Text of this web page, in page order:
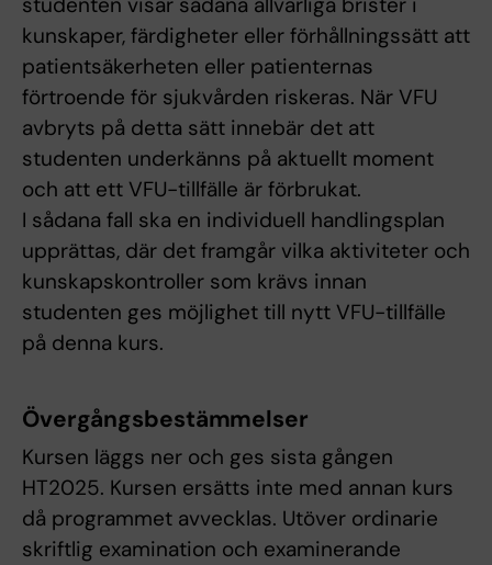
kunskaper, färdigheter eller förhållningssätt att
patientsäkerheten eller patienternas
förtroende för sjukvården riskeras. När VFU
avbryts på detta sätt innebär det att
studenten underkänns på aktuellt moment
och att ett VFU-tillfälle är förbrukat.
I sådana fall ska en individuell handlingsplan
upprättas, där det framgår vilka aktiviteter och
kunskapskontroller som krävs innan
studenten ges möjlighet till nytt VFU-tillfälle
på denna kurs.
Övergångsbestämmelser
Kursen läggs ner och ges sista gången
HT2025. Kursen ersätts inte med annan kurs
då programmet avvecklas. Utöver ordinarie
skriftlig examination och examinerande